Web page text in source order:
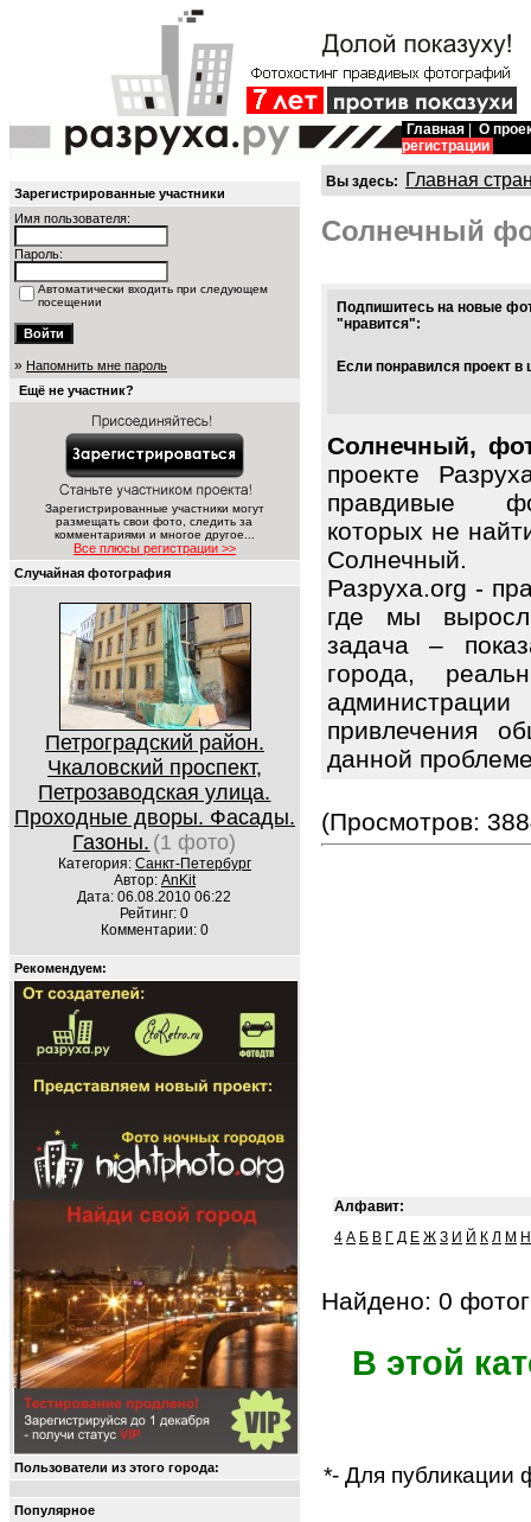
Главная
О
регистрации
Зарегистрированные участники
Имя пользователя:
Пароль:
Автоматически входить при следующем
посещении
» Напомнить мне пароль
Ещё не участник?
Зарегистрированные участники могут
размещать свои фото, следить за
комментариями и многое другое...
Все плюсы регистрации >>
Случайная фотография
Петроградский район.
Чкаловский проспект,
Петрозаводская улица.
Проходные дворы. Фасады.
Газоны. (1 фото)
Категория: Санкт-Петербург
Автор: AnKit
Дата: 06.08.2010 06:22
Рейтинг: 0
Комментарии: 0
Рекомендуем:
Пользователи из этого города:
Популярное
Вы здесь: Главная
Солнечный
Подпишитесь на новые
"нравится":
Если понравился проект
Солнечный,
проекте
правдивые
которых не
Солнечный.
Разруха.org -
где мы
задача –
города,
привлечения
данной
(Просмотров:
Алфавит:
4 А Б В Г Д Е Ж З И Й К Л М Н
Найдено: 0
В этой
*- Для публикации